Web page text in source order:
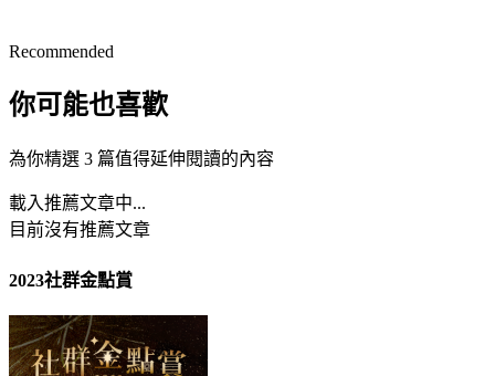
Recommended
你可能也喜歡
為你精選 3 篇值得延伸閱讀的內容
載入推薦文章中...
目前沒有推薦文章
2023社群金點賞